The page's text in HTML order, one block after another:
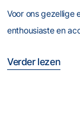
Voor ons gezellige
enthousiaste en
Verder lezen